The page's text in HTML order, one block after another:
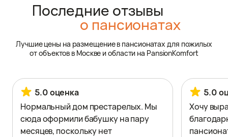
Последние отзывы
о пансионатах
Лучшие цены на размещение в пансионатах для пожилых
от объектов в Москве и области на PansionKomfort
5.0 оценка
Нормальный дом престарелых. Мы
сюда оформили бабушку на пару
месяцев, поскольку нет
5.0
Хочу